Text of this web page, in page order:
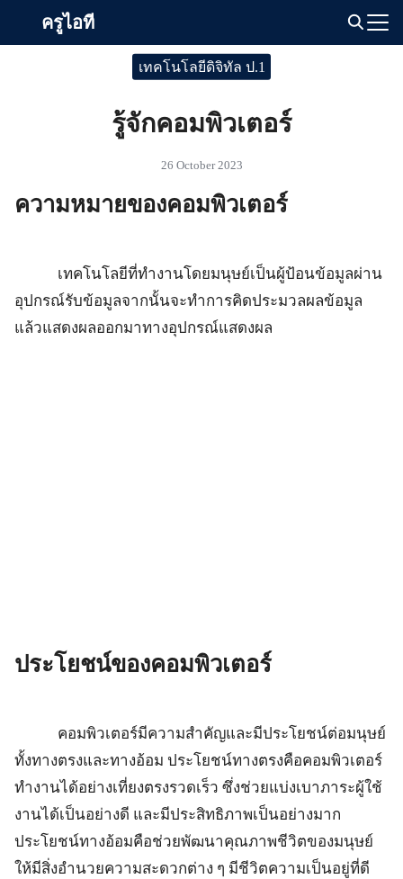
ครูไอที
เทคโนโลยีดิจิทัล ป.1
รู้จักคอมพิวเตอร์
26 October 2023
ความหมายของคอมพิวเตอร์
เทคโนโลยีที่ทำงานโดยมนุษย์เป็นผู้ป้อนข้อมูลผ่าน
อุปกรณ์รับข้อมูลจากนั้นจะทำการคิดประมวลผลข้อมูล
แล้วแสดงผลออกมาทางอุปกรณ์แสดงผล
ประโยชน์ของคอมพิวเตอร์
คอมพิวเตอร์มีความสำคัญและมีประโยชน์ต่อมนุษย์
ทั้งทางตรงและทางอ้อม ประโยชน์ทางตรงคือคอมพิวเตอร์
ทำงานได้อย่างเที่ยงตรงรวดเร็ว ซึ่งช่วยแบ่งเบาภาระผู้ใช้
งานได้เป็นอย่างดี และมีประสิทธิภาพเป็นอย่างมาก
ประโยชน์ทางอ้อมคือช่วยพัฒนาคุณภาพชีวิตของมนุษย์
ให้มีสิ่งอำนวยความสะดวกต่าง ๆ มีชีวิตความเป็นอยู่ที่ดี